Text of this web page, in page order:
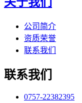
公司简介
资质荣誉
联系我们
联系我们
0757-22382395